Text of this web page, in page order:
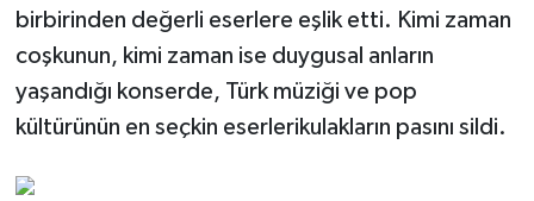
birbirinden değerli eserlere eşlik etti. Kimi zaman
coşkunun, kimi zaman ise duygusal anların
yaşandığı konserde, Türk müziği ve pop
kültürünün en seçkin eserlerikulakların pasını sildi.